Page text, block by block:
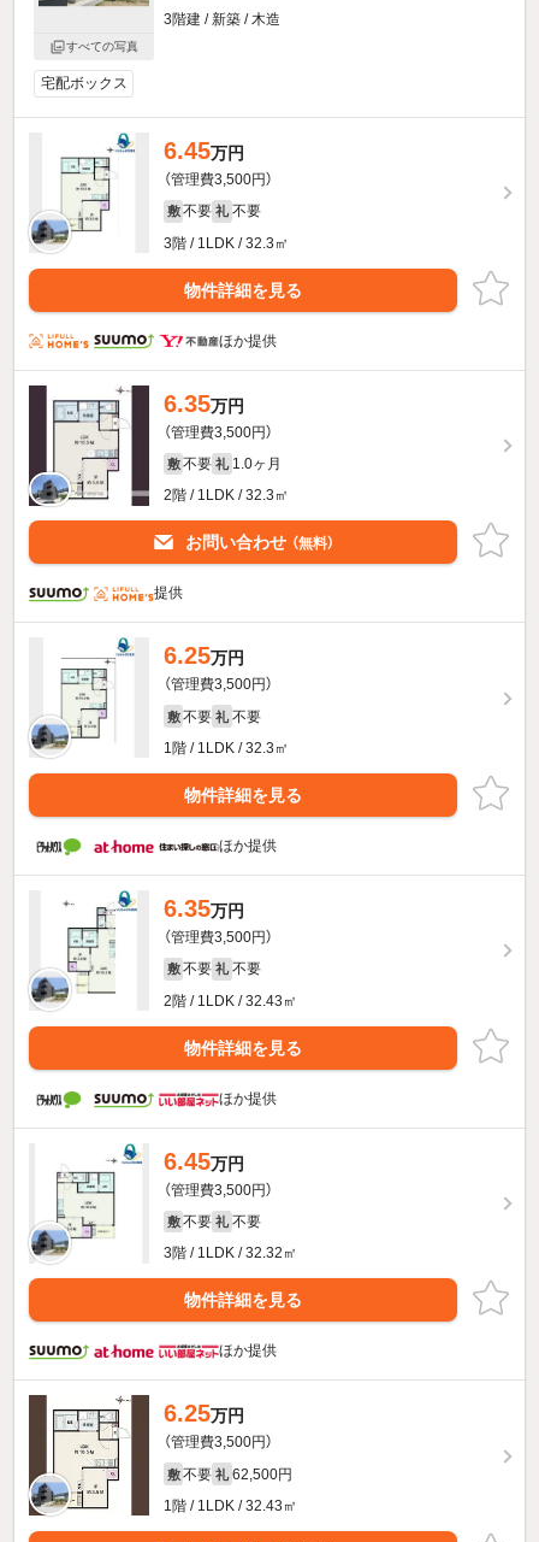
すべての写真
3階建 / 新築 / 木造
宅配ボックス
6.45万円
（管理費3,500円）
敷 不要 礼 不要
3階 / 1LDK / 32.3㎡
物件詳細を見る
ほか提供
6.35万円
（管理費3,500円）
敷 不要 礼 1.0ヶ月
2階 / 1LDK / 32.3㎡
お問い合わせ （無料）
提供
6.25万円
（管理費3,500円）
敷 不要 礼 不要
1階 / 1LDK / 32.3㎡
物件詳細を見る
ほか提供
6.35万円
（管理費3,500円）
敷 不要 礼 不要
2階 / 1LDK / 32.43㎡
物件詳細を見る
ほか提供
6.45万円
（管理費3,500円）
敷 不要 礼 不要
3階 / 1LDK / 32.32㎡
物件詳細を見る
ほか提供
6.25万円
（管理費3,500円）
敷 不要 礼 62,500円
1階 / 1LDK / 32.43㎡